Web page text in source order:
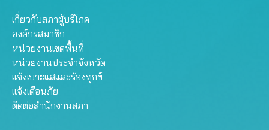
เกี่ยวกับสภาผู้บริโภค
องค์กรสมาชิก
หน่วยงานเขตพื้นที่
หน่วยงานประจำจังหวัด
แจ้งเบาะแสและร้องทุกข์
แจ้งเตือนภัย
ติดต่อสำนักงานสภา